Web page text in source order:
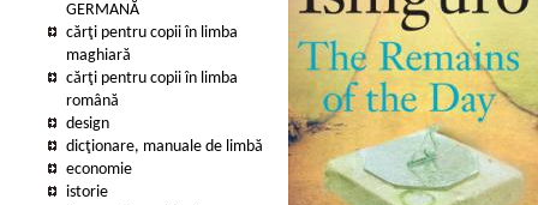
GERMANĂ
cărţi pentru copii în limba
maghiară
cărţi pentru copii în limba
română
design
dicţionare, manuale de limbă
economie
istorie